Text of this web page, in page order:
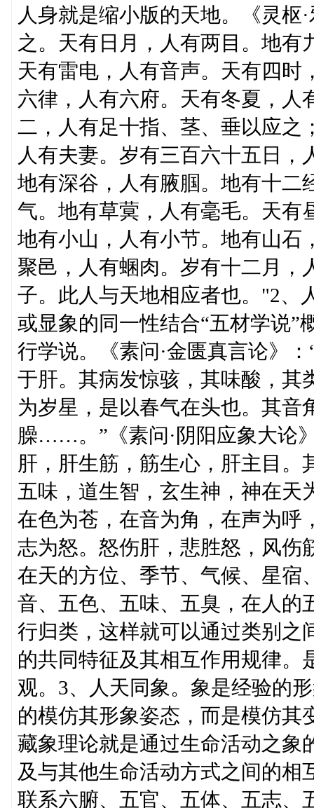
人身就是缩小版的天地。《灵枢
之。天有日月，人有两目。地有
天有雷电，人有音声。天有四时
六律，人有六府。天有冬夏，人
二，人有足十指、茎、垂以应之
人有夫妻。岁有三百六十五日
地有深谷，人有腋腘。地有十二
气。地有草蓂，人有毫毛。天有
地有小山，人有小节。地有山石
聚邑，人有蜠肉。岁有十二月，
子。此人与天地相应者也。"2、
或显象的同一性结合“五材学说”
行学说。《素问·金匮真言论》
于肝。其病发惊骇，其味酸，其
为岁星，是以春气在头也。其音
臊……。”《素问·阴阳应象大论
肝，肝生筋，筋生心，肝主目。
五味，道生智，玄生神，神在天
在色为苍，在音为角，在声为呼
志为怒。怒伤肝，悲胜怒，风
在天的方位、季节、气候、星宿
音、五色、五味、五臭，在人的
行归类，这样就可以通过类别之
的共同特征及其相互作用规律
观。3、人天同象。象是经验的
的模仿其形象姿态，而是模仿其
藏象理论就是通过生命活动之象
及与其他生命活动方式之间的相
联系六腑、五官、五体、五志、